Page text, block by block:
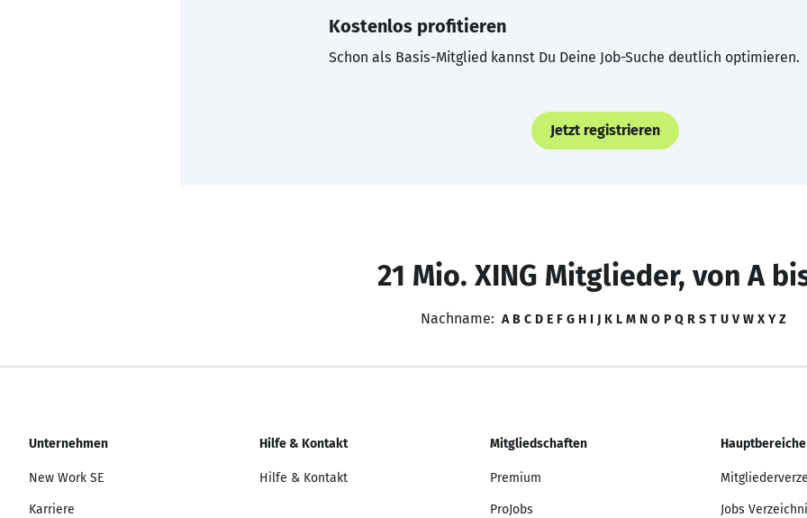
Kostenlos profitieren
Schon als Basis-Mitglied kannst Du Deine Job-Suche deutlich optimieren.
Jetzt registrieren
21 Mio. XING Mitglieder, von A
Nachname: A B C D E F G H I J K L M N O P Q R S T U V W X Y Z
Unternehmen
New Work SE
Karriere
Hilfe & Kontakt
Hilfe & Kontakt
Mitgliedschaften
Premium
ProJobs
Hauptbereiche
Jobs